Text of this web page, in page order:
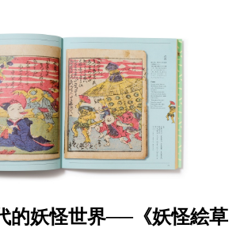
的妖怪世界──《妖怪絵草